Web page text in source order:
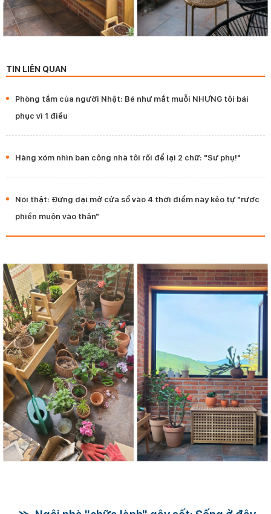
TIN LIÊN QUAN
Phòng tắm của người Nhật: Bé như mắt muỗi NHƯNG tôi bái
phục vì 1 điều
Hàng xóm nhìn ban công nhà tôi rồi để lại 2 chữ: "Sư phụ!"
Nói thật: Đừng dại mở cửa sổ vào 4 thời điểm này kẻo tự "rước
phiền muộn vào thân"